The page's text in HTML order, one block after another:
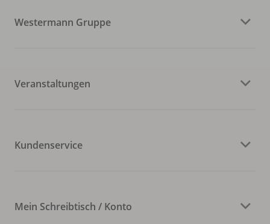
Westermann Gruppe
Veranstaltungen
Kundenservice
Mein Schreibtisch / Konto